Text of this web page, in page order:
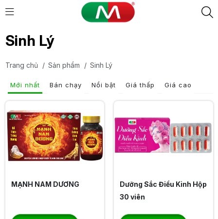
Sinh Lý
Trang chủ / Sản phẩm / Sinh Lý
Mới nhất Bán chạy Nổi bật Giá thấp Giá cao
MẠNH NAM DƯƠNG
Dưỡng Sắc Điều Kinh Hộp
30 viên